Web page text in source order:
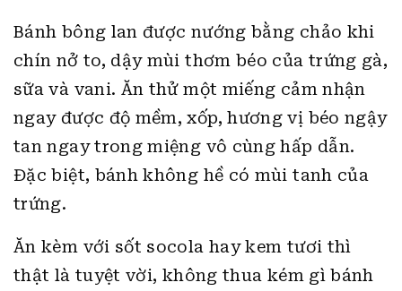
Bánh bông lan được nướng bằng chảo khi
chín nở to, dậy mùi thơm béo của trứng gà,
sữa và vani. Ăn thử một miếng cảm nhận
ngay được độ mềm, xốp, hương vị béo ngậy
tan ngay trong miệng vô cùng hấp dẫn.
Đặc biệt, bánh không hề có mùi tanh của
trứng.
Ăn kèm với sốt socola hay kem tươi thì
thật là tuyệt vời, không thua kém gì bánh